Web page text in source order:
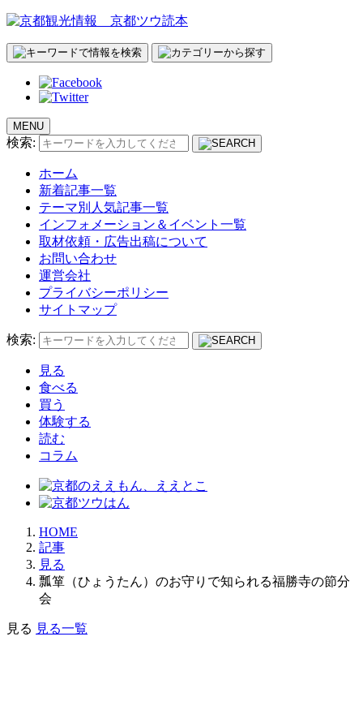
MENU
検索:
ホーム
新着記事一覧
テーマ別人気記事一覧
インフォメーション＆イベント一覧
取材依頼・広告出稿について
お問い合わせ
運営会社
プライバシーポリシー
サイトマップ
検索:
見る
食べる
買う
体験する
読む
コラム
HOME
記事
見る
瓢箪（ひょうたん）のお守りで知られる福勝寺の節分
会
見る 見る一覧